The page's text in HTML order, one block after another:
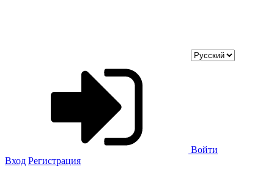
Войти
Вход Регистрация